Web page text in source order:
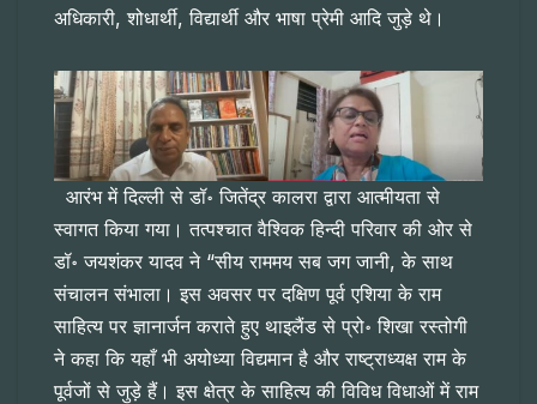
अधिकारी, शोधार्थी, विद्यार्थी और भाषा प्रेमी आदि जुड़े थे।
आरंभ में दिल्ली से डॉ॰ जितेंद्र कालरा द्वारा आत्मीयता से
स्वागत किया गया। तत्पश्चात वैश्विक हिन्दी परिवार की ओर से
डॉ॰ जयशंकर यादव ने “सीय राममय सब जग जानी, के साथ
संचालन संभाला। इस अवसर पर दक्षिण पूर्व एशिया के राम
साहित्य पर ज्ञानार्जन कराते हुए थाइलैंड से प्रो॰ शिखा रस्तोगी
ने कहा कि यहाँ भी अयोध्या विद्यमान है और राष्ट्राध्यक्ष राम के
पूर्वजों से जुड़े हैं। इस क्षेत्र के साहित्य की विविध विधाओं में राम